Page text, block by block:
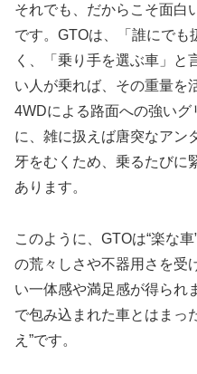
それでも、だからこそ面白
です。GTOは、「誰にでも
く、「乗り手を選ぶ車」と
い人が乗れば、その重量を
4WDによる路面への強い
に、雑に扱えば唐突なアン
牙をむくため、乗るたびに
あります。
このように、GTOは“楽な
の荒々しさや不器用さを受
い一体感や満足感が得られ
で包み込まれた車とはまっ
え”です。